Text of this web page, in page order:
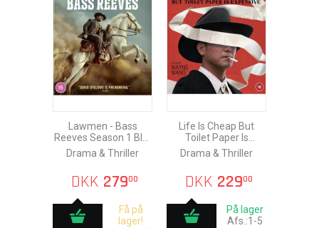
Lawmen - Bass
Reeves Season 1 Blu-
Ray
Drama & Thriller
DKK 27900
Få på
lager!
Life Is Cheap But
Toilet Paper Is
Expensive Blu-Ray
Drama & Thriller
DKK 22900
På lager
Afs.:1-5